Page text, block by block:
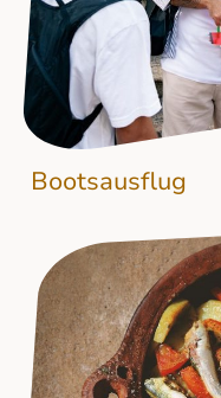
Bootsausflug